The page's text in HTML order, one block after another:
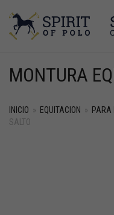
MONTURA
INICIO » EQUITACION » PARA
SALTO